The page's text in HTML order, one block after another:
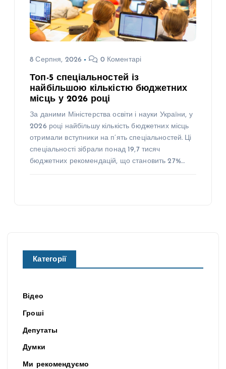
8 Серпня, 2026 0 Коментарі
Топ-5 спеціальностей із
найбільшою кількістю бюджетних
місць у 2026 році
За даними Міністерства освіти і науки України, у
2026 році найбільшу кількість бюджетних місць
отримали вступники на п’ять спеціальностей. Ці
спеціальності зібрали понад 19,7 тисяч
бюджетних рекомендацій, що становить 27%…
Категорії
Відео
Гроші
Депутаты
Думки
Ми рекомендуємо